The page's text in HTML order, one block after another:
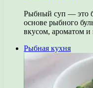
Рыбный суп — это
основе рыбного
вкусом, ароматом
Рыбная кухня